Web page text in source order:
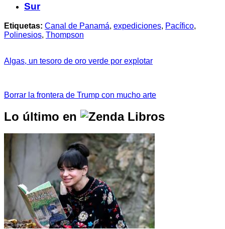
Sur
Etiquetas: Canal de Panamá, expediciones, Pacífico,
Polinesios, Thompson
Algas, un tesoro de oro verde por explotar
Borrar la frontera de Trump con mucho arte
Lo último en